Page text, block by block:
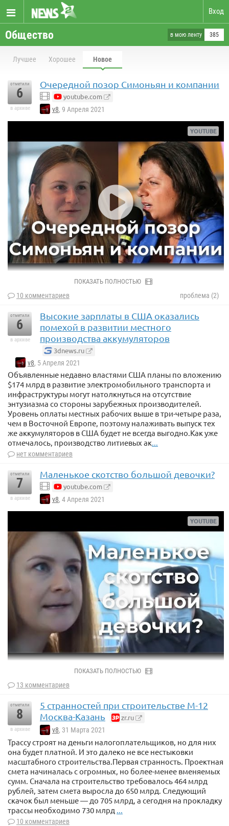
Вход
Общество в мою ленту 385
Лучшее Хорошее Новое
отметили
6
в архиве
Очередной позор Симоньян и компании
youtube.com
v8, 9 Апреля 2021
ПОКАЗАТЬ ПОЛНОСТЬЮ
10 комментариев проблема (2)
отметили
6
в архиве
Высокие зарплаты в США оказались
помехой в развитии местного
производства аккумуляторов
3dnews.ru
v8, 5 Апреля 2021
Объявленные недавно властями США планы по вложению
$174 млрд в развитие электромобильного транспорта и
инфраструктуры могут натолкнуться на отсутствие
энтузиазма со стороны зарубежных производителей.
Уровень оплаты местных рабочих выше в три-четыре раза,
чем в Восточной Европе, поэтому налаживать выпуск тех
же аккумуляторов в США будет не всегда выгодно.Как уже
отмечалось, производство литиевых ак...
нет комментариев
отметили
7
в архиве
Маленькое скотство большой девочки?
youtube.com
v8, 4 Апреля 2021
ПОКАЗАТЬ ПОЛНОСТЬЮ
13 комментариев
отметили
8
в архиве
5 странностей при строительстве М-12
Москва-Казань
zr.ru
v8, 31 Марта 2021
Трассу строят на деньги налогоплательщиков, но для них
она будет платной. И это далеко не все нестыковки
масштабного строительства.Первая странность. Проектная
смета начиналась с огромных, но более-менее вменяемых
сумм. Сначала на строительство требовалось 464 млрд
рублей, затем смета выросла до 650 млрд. Следующий
скачок был меньше — до 705 млрд, а сегодня на прокладку
трассы необходимо 730 млрд
10 комментариев